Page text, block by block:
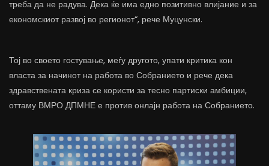
треба да не радува. Дека ќе има едно позитивно влијание и за
економскиот развој во регионот“, рече Муцунски.
Тој во своето гостување, меѓу другото, упати критика кон
власта за начинот на работа во Собранието и рече дека
здравствената криза се користи за тесно партиски амбиции,
оттаму ВМРО ДПМНЕ е против онлајн работа на Собранието.